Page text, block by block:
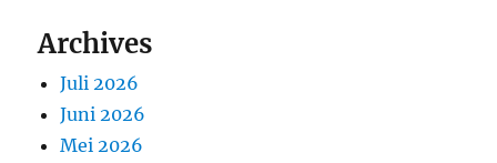
Archives
Juli 2026
Juni 2026
Mei 2026